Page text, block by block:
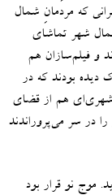
که مردمانِ شمال
شهر تماشای
و فیلم‌سازان هم
دیده بودند که در
هم از قضای
در سر می‌پروراندند
. موج نو قرار بود